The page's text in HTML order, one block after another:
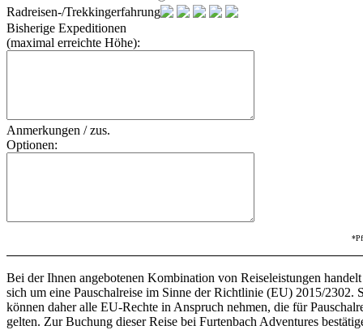
Radreisen-/Trekkingerfahrung:
Bisherige Expeditionen
(maximal erreichte Höhe):
Anmerkungen / zus.
Optionen:
Bei der Ihnen angebotenen Kombination von Reiseleistungen handelt
sich um eine Pauschalreise im Sinne der Richtlinie (EU) 2015/2302.
können daher alle EU-Rechte in Anspruch nehmen, die für
gelten. Zur Buchung dieser Reise bei Furtenbach Adventures